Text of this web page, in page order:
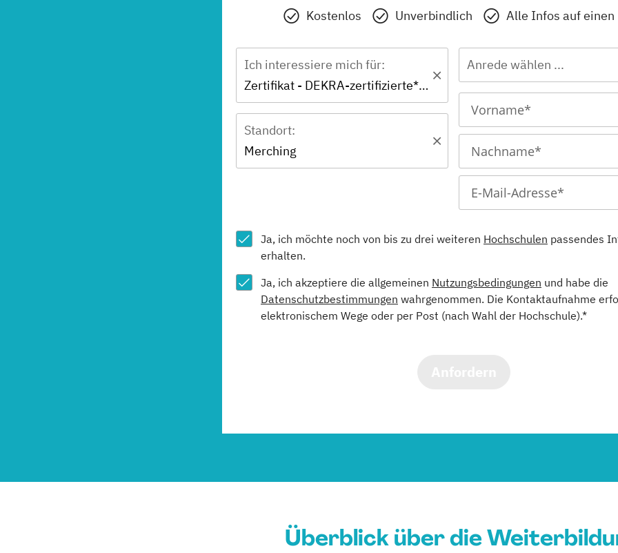
Kostenlos Unverbindlich Alle Infos auf einen
Ich interessiere mich für:
Zertifikat - DEKRA-zertifizierte*r Palliativbegleiter*in
Standort:
Merching
Anrede wählen ...
Ja, ich möchte noch von bis zu drei weiteren Hochschulen passendes
erhalten.
Ja, ich akzeptiere die allgemeinen Nutzungsbedingungen und habe die
Datenschutzbestimmungen wahrgenommen. Die Kontaktaufnahme
elektronischem Wege oder per Post (nach Wahl der Hochschule).*
Überblick über die